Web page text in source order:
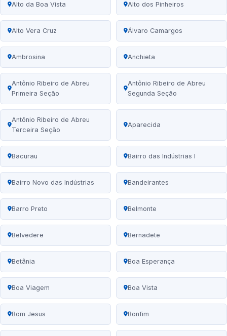
Alto da Boa Vista Alto dos Pinheiros
Alto Vera Cruz Álvaro Camargos
Ambrosina Anchieta
Antônio Ribeiro de Abreu
Primeira Seção
Antônio Ribeiro de Abreu
Segunda Seção
Antônio Ribeiro de Abreu
Terceira Seção
Aparecida
Bacurau Bairro das Indústrias I
Bairro Novo das Indústrias Bandeirantes
Barro Preto Belmonte
Belvedere Bernadete
Betânia Boa Esperança
Boa Viagem Boa Vista
Bom Jesus Bonfim